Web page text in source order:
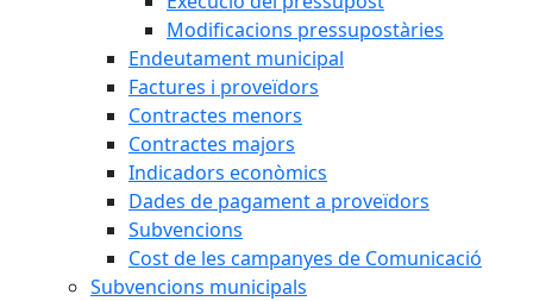
Modificacions pressupostàries
Endeutament municipal
Factures i proveïdors
Contractes menors
Contractes majors
Indicadors econòmics
Dades de pagament a proveïdors
Subvencions
Cost de les campanyes de Comunicació
Subvencions municipals